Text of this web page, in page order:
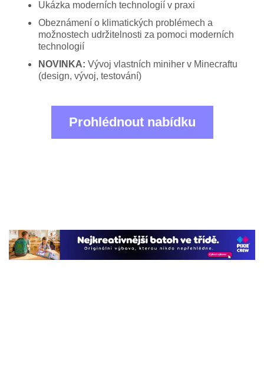
Ukázka moderních technologií v praxi
Obeznámení o klimatických problémech a
možnostech udržitelnosti za pomoci moderních
technologií
NOVINKA: Vývoj vlastních miniher v Minecraftu
(design, vývoj, testování)
Prohlédnout nabídku